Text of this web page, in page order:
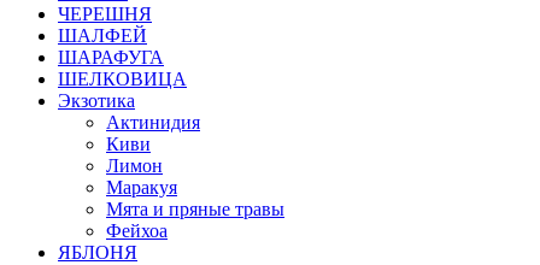
ЧЕРЕШНЯ
ШАЛФЕЙ
ШАРАФУГА
ШЕЛКОВИЦА
Экзотика
Актинидия
Киви
Лимон
Маракуя
Мята и пряные травы
Фейхоа
ЯБЛОНЯ